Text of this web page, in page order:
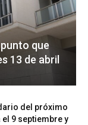
que
13 de abril
del próximo
9 septiembre y